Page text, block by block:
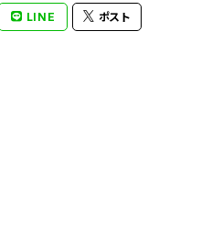
LINE ポスト